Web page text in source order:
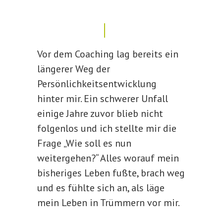
Vor dem Coaching lag bereits ein
längerer Weg der
Persönlichkeitsentwicklung
hinter mir. Ein schwerer Unfall
einige Jahre zuvor blieb nicht
folgenlos und ich stellte mir die
Frage „Wie soll es nun
weitergehen?“ Alles worauf mein
bisheriges Leben fußte, brach weg
und es fühlte sich an, als läge
mein Leben in Trümmern vor mir.